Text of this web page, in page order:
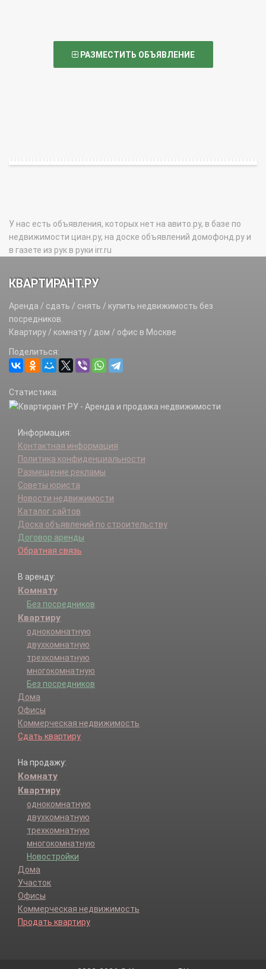
РАЗМЕСТИТЬ ОБЪЯВЛЕНИЕ
У нас есть объявления, которых нет на авито.ру, в базе по
недвижимости циан.ру, на доске объявлений домофонд.ру и
в газете из рук в руки irr.ru
КВАРТИРАНТ.РУ
Аренда / сдать / снять / купить недвижимость без
посредников.
Квартиру / комнату / дом / офис в Москве
Поделиться:
Статистика:
Информация:
Контактная информация
Политика конфиденциальности
Размещение рекламы
Советы юриста
Новости недвижимости
Каталог сайтов
Доска объявлений по строительству
Договор аренды
Обратная связь
В аренду:
Комнату
Без посредников
Квартиру
однокомнатную
двухкомнатную
трехкомнатную
многокомнатную
Без посредников
Дома
Офисы
Коммерческая недвижимость
Сдать квартиру
На продажу:
Комнату
Квартиру
однокомнатную
двухкомнатную
трехкомнатную
многокомнатную
Новостройки
Дома
Участок
Офисы
Коммерческая недвижимость
Продать квартиру